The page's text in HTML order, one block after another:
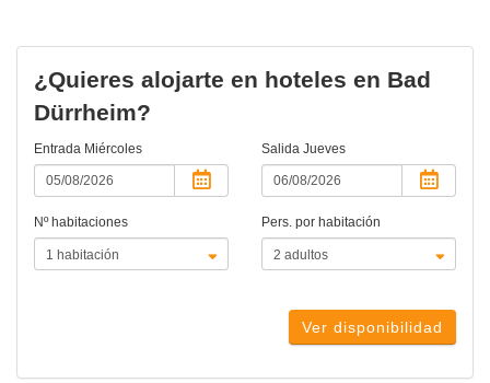
¿Quieres alojarte en hoteles en Bad
Dürrheim?
Entrada Miércoles Salida Jueves
Nº habitaciones Pers. por habitación
Ver disponibilidad